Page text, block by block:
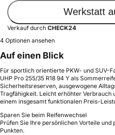
Werkstatt
Verkauf durch CHECK24
4 Optionen ansehen
Auf einen Blick
Für sportlich orientierte PKW- und SUV-
UHP Pro 255/35 R18 94 Y als
Sicherheitsreserven, ausgewogene
Tragfähigkeit. Leicht erhöhter Verbrauch
einem insgesamt funktionalen Preis-
Sparen Sie beim Reifenwechsel
Prüfen Sie Ihre persönlichen Vorteile
Punkten.